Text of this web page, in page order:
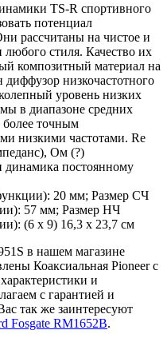
TS-R спортивного
потенциал
рассчитаны на чистое и
стиля. Качество их
композитный материал на
диффузор низкочастотного
уровень низких
в диапазоне средних
более точным
низкими частотами. Re
Ом (?)
постоянному
20 мм; Размер СЧ
57 мм; Размер НЧ
(6 x 9) 16,3 x 23,7 см
в нашем магазине
Коаксиальная Pioneer с
и
с гарантией и
так же заинтересуют
Fosgate RM1652В.